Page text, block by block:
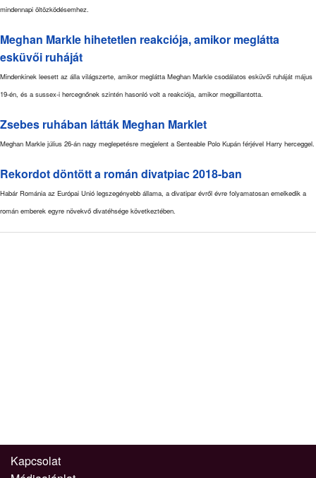
mindennapi öltözködésemhez.
Meghan Markle hihetetlen reakciója, amikor meglátta
esküvői ruháját
Mindenkinek leesett az álla világszerte, amikor meglátta Meghan Markle csodálatos esküvői ruháját május
19-én, és a sussex-i hercegnőnek szintén hasonló volt a reakciója, amikor megpillantotta.
Zsebes ruhában látták Meghan Marklet
Meghan Markle július 26-án nagy meglepetésre megjelent a Senteable Polo Kupán férjével Harry herceggel.
Rekordot döntött a román divatpiac 2018-ban
Habár Románia az Európai Unió legszegényebb állama, a divatipar évről évre folyamatosan emelkedik a
román emberek egyre növekvő divatéhsége következtében.
Kapcsolat